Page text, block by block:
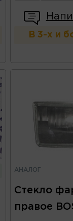
В 3-х и
АНАЛОГ
Стекло
правое